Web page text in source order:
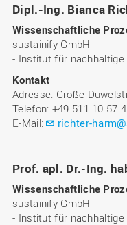
Dipl.-Ing. Bianca
Wissenschaftliche
sustainify GmbH
- Institut für nachhaltige
Kontakt
Adresse: Große
Telefon: +49 511 10 57
E-Mail:
richter-
Prof. apl. Dr.-Ing.
Wissenschaftliche
sustainify GmbH
- Institut für nachhaltige